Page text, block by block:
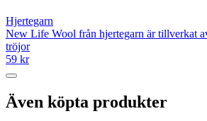
Hjertegarn
New Life Wool från hjertegarn är tillverkat
tröjor
59 kr
Även köpta produkter